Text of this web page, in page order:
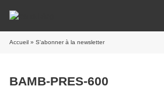
Accueil » S'abonner à la newsletter
BAMB-PRES-600